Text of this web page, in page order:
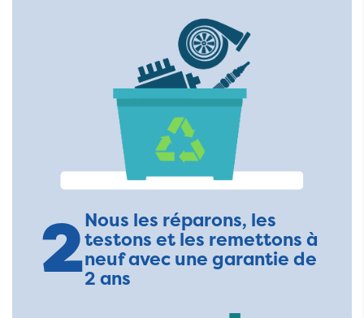
2Nous les réparons, les
testons et les remettons à
neuf avec une garantie de
2 ans